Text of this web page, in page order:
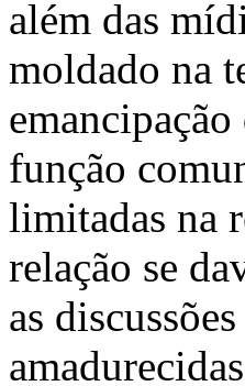
além das
moldado na
função
limitadas na
relação se
as